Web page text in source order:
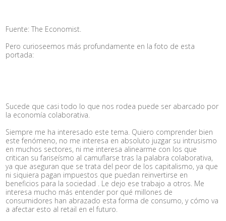
Fuente: The Economist.
Pero curioseemos más profundamente en la foto de esta
portada:
Sucede que casi todo lo que nos rodea puede ser abarcado por
la economía colaborativa.
Siempre me ha interesado este tema. Quiero comprender bien
este fenómeno, no me interesa en absoluto juzgar su intrusismo
en muchos sectores, ni me interesa alinearme con los que
critican su fariseísmo al camuflarse tras la palabra colaborativa,
ya que aseguran que se trata del peor de los capitalismo, ya que
ni siquiera pagan impuestos que puedan reinvertirse en
beneficios para la sociedad . Le dejo ese trabajo a otros. Me
interesa mucho más entender por qué millones de
consumidores han abrazado esta forma de consumo, y cómo va
a afectar esto al retail en el futuro.